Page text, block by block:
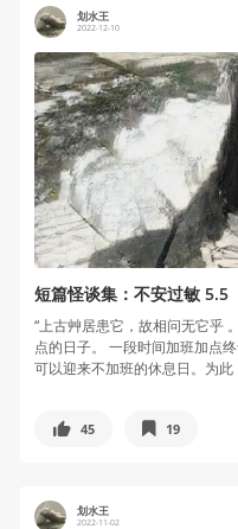
划水王
2022-12-10
短篇怪谈集：不安过敏 5.5
“上古艸居患它，故相问无它乎
点的日子。 一段时间加班加点
可以迎来不加班的休息日。为
45 19
划水王
2022-11-02